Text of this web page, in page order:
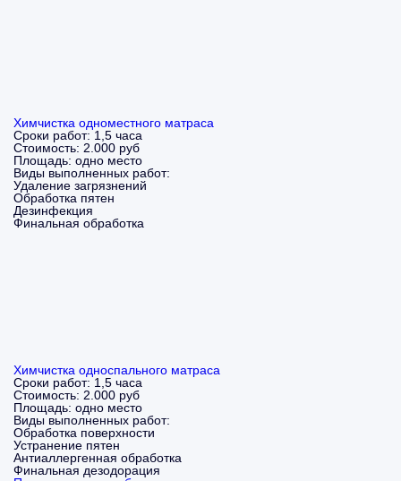
Химчистка одноместного матраса
Сроки работ: 1,5 часа
Стоимость: 2.000 руб
Площадь: одно место
Виды выполненных работ:
Удаление загрязнений
Обработка пятен
Дезинфекция
Финальная обработка
Химчистка односпального матраса
Сроки работ: 1,5 часа
Стоимость: 2.000 руб
Площадь: одно место
Виды выполненных работ:
Обработка поверхности
Устранение пятен
Антиаллергенная обработка
Финальная дезодорация